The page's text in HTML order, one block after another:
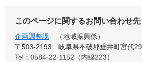
このページに関するお問い合わせ先
企画調整課
地域振興係
〒503-2193
岐阜県不破郡垂井町宮代
Tel：0584-22-1152（内線223）